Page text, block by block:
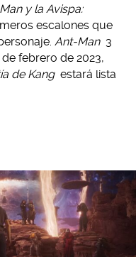
y la Avispa:
escalones que
Ant-Man 3
febrero de 2023,
de Kang estará lista